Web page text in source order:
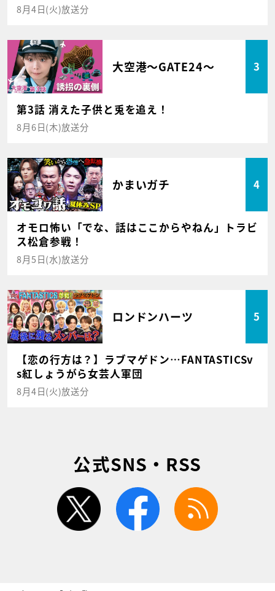
8月4日(火)放送分
大空港～GATE24～ 3
第3話 消えた子供と兎を追え！
8月6日(木)放送分
かまいガチ 4
オモロ怖い「でな、話はここからやねん」トラビ
ス松倉参戦！
8月5日(水)放送分
ロンドンハーツ 5
【恋の行方は？】ラブマゲドン…FANTASTICSv
s紅しょうがら女芸人軍団
8月4日(火)放送分
公式SNS・RSS
twitter facebook